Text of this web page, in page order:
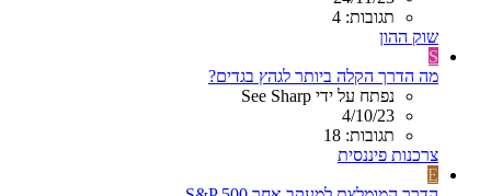
תגובות: 4
שוק ההון
S
מה הדרך הקלה ביותר לגהץ בגדים?
נפתח על ידי See Sharp
4/10/23
תגובות: 18
צרכנות פיננסית
E